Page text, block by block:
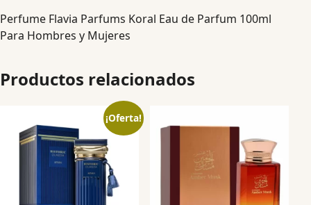
Perfume Flavia Parfums Koral Eau de Parfum 100ml
Para Hombres y Mujeres
Productos relacionados
¡Oferta!